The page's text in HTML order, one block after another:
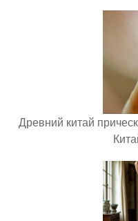
Древний китай